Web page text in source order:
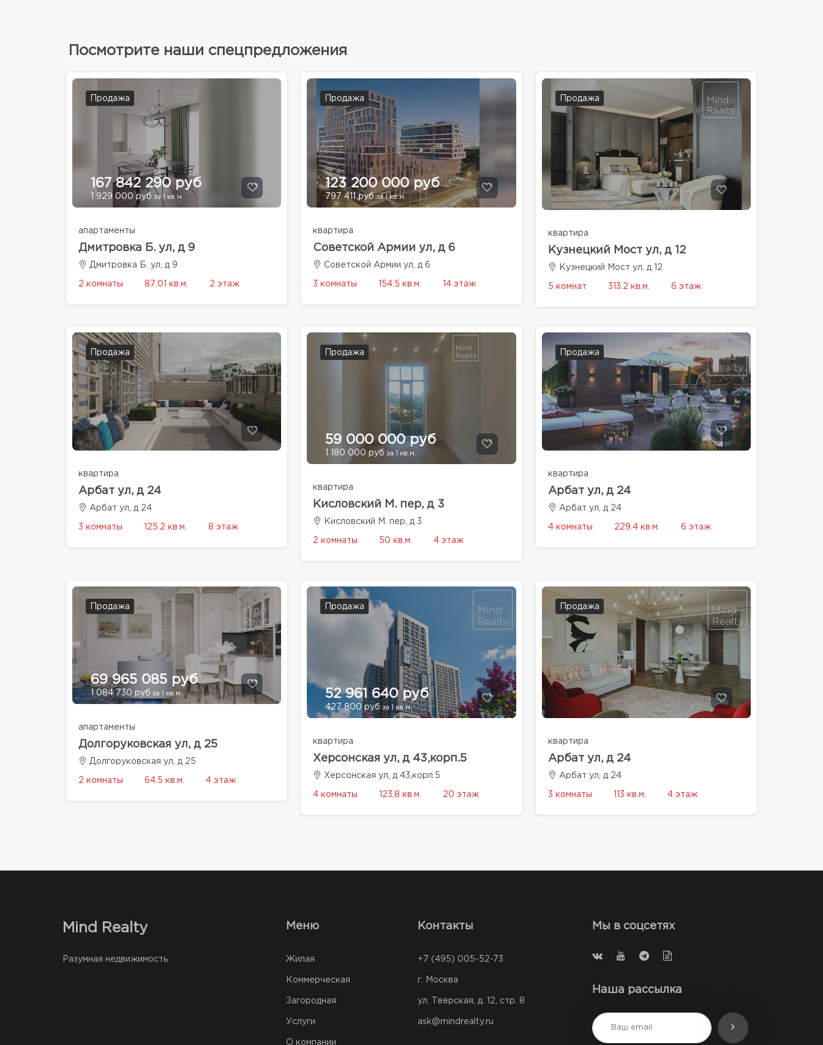
Посмотрите наши спецпредложения
Продажа
167 842 290 руб
1 929 000 руб за 1 кв.м.
апартаменты
Дмитровка Б. ул, д 9
Дмитровка Б. ул, д 9
2 комнаты 87.01 кв.м. 2 этаж
Продажа
123 200 000 руб
797 411 рубза 1 кв.м.
квартира
Советской Армии ул, д 6
Советской Армии ул, д 6
3 комнаты 154.5 кв.м. 14 этаж
Продажа
квартира
Кузнецкий Мост ул, д 12
Кузнецкий Мост ул, д 12
5 комнат 313.2 кв.м. 6 этаж
Продажа
квартира
Арбат ул, д 24
Арбат ул, д 24
3 комнаты 125.2 кв.м. 8 этаж
Продажа
59 000 000 руб
1 180 000 руб за 1 кв.м.
квартира
Кисловский М. пер, д 3
Кисловский М. пер, д 3
2 комнаты 50 кв.м. 4 этаж
Продажа
квартира
Арбат ул, д 24
Арбат ул, д 24
4 комнаты 229.4 кв.м. 6 этаж
Продажа
69 965 085 руб
1 084 730 руб за 1 кв.м.
апартаменты
Долгоруковская ул, д 25
Долгоруковская ул, д 25
2 комнаты 64.5 кв.м. 4 этаж
Продажа
52 961 640 руб
427 800 рубза 1 кв.м.
квартира
Херсонская ул, д 43,корп.5
Херсонская ул, д 43,корп.5
4 комнаты 123.8 кв.м. 20 этаж
Продажа
квартира
Арбат ул, д 24
Арбат ул, д 24
3 комнаты 113 кв.м. 4 этаж
Mind Realty
Разумная недвижимость
Меню
Жилая
Коммерческая
Загородная
Услуги
О компании
Контакты
+7 (495) 005-52-73
г. Москва
ул. Тверская, д. 12, стр. 8
ask@mindrealty.ru
Мы в соцсетях
Наша рассылка